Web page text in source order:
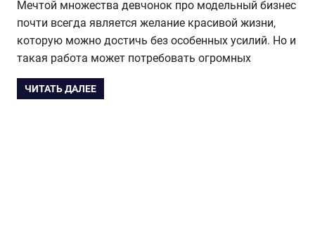
Мечтой множества девчонок про модельный бизнес
почти всегда является желание красивой жизни,
которую можно достичь без особенных усилий. Но и
такая работа может потребовать огромных
ЧИТАТЬ ДАЛЕЕ